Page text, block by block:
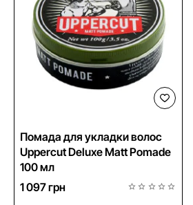
Помада для укладки волос
Uppercut Deluxe Matt Pomade
100 мл
1 097 грн